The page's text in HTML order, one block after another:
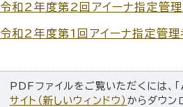
令和2年度第2回アイーナ指定管
令和2年度第1回アイーナ指定管
PDFファイルをご覧いただくには、
サイト（新しいウィンドウ） からダウン